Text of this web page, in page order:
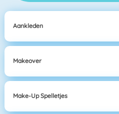
Aankleden
Makeover
Make-Up Spelletjes